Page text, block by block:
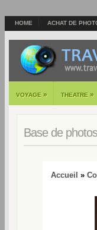
HOME ACHAT DE
VOYAGE » THEATRE »
Base de photos
Accueil »